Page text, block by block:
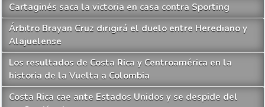
Cartaginés saca la victoria en casa contra Sporting
Árbitro Brayan Cruz dirigirá el duelo entre Herediano y
Alajuelense
Los resultados de Costa Rica y Centroamérica en la
historia de la Vuelta a Colombia
Costa Rica cae ante Estados Unidos y se despide del